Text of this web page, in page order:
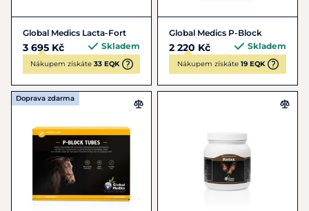
Global Medics Lacta-Fort
3 695 Kč Skladem
Nákupem získáte 33 EQK
Global Medics P-Block
2 220 Kč Skladem
Nákupem získáte 19 EQK
Doprava zdarma